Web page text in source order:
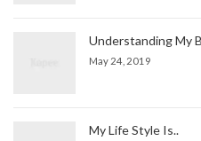
Understanding My
May 24, 2019
My Life Style Is..